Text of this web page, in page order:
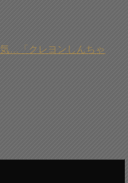
…「クレヨンしんちゃ